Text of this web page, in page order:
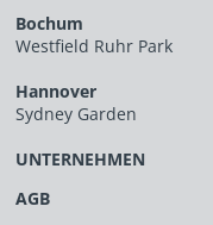
Bochum
Westfield Ruhr Park
Hannover
Sydney Garden
UNTERNEHMEN
AGB